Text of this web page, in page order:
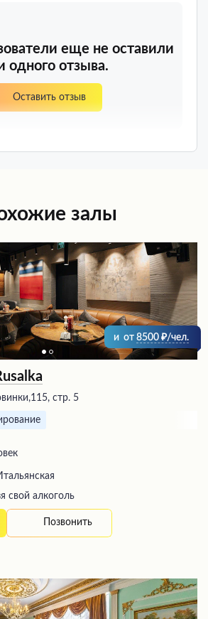
еще не оставили
одного отзыва.
Оставить отзыв
залы
и от 8500 /чел.
стр. 5
свой алкоголь
Позвонить